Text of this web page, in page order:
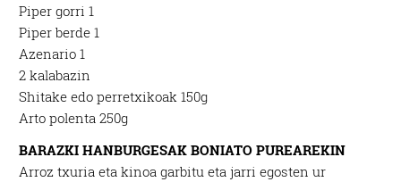
Piper gorri 1
Piper berde 1
Azenario 1
2 kalabazin
Shitake edo perretxikoak 150g
Arto polenta 250g
BARAZKI HANBURGESAK BONIATO PUREAREKIN
Arroz txuria eta kinoa garbitu eta jarri egosten ur